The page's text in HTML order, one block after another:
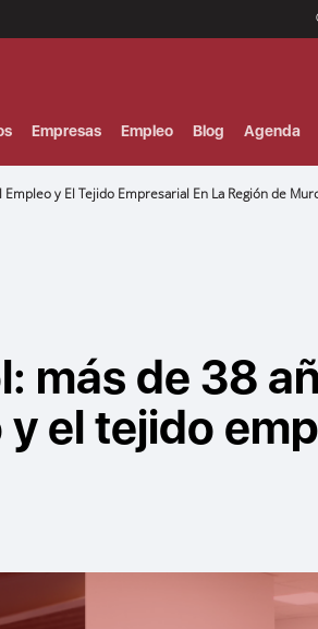
Empresas Empleo Blog Agenda
y El Tejido Empresarial En La Región de
más de 38
el tejido